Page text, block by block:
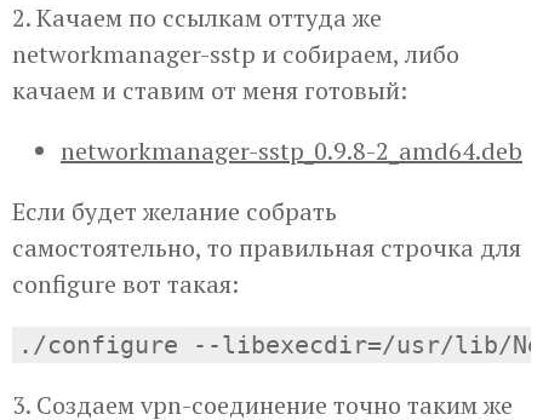
2. Качаем по ссылкам оттуда же
networkmanager-sstp и собираем, либо
качаем и ставим от меня готовый:
networkmanager-sstp_0.9.8-2_amd64.deb
Если будет желание собрать
самостоятельно, то правильная строчка для
configure вот такая:
./configure --libexecdir=/usr/lib/
3. Создаем vpn-соединение точно таким же